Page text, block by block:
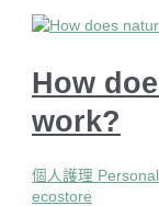
How
work?
個人護理
ecostore